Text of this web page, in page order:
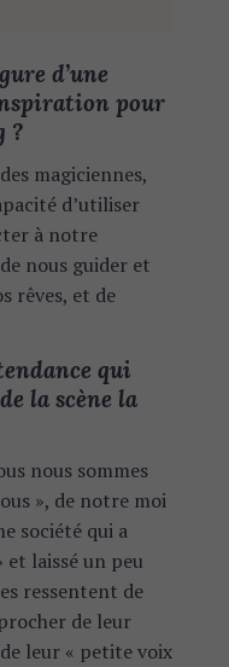
d’une
pour
?
magiciennes,
d’utiliser
à notre
nous guider et
rêves, et de
qui
la scène la
nous sommes
», de notre moi
société qui a
laissé un peu
ressentent de
de leur
leur « petite voix